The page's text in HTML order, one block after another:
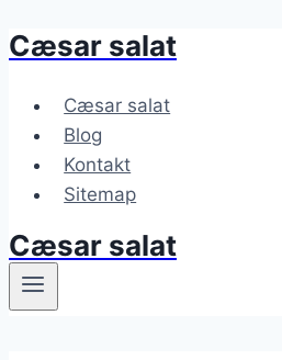
Fortsæt
indhold
Cæsar salat
Cæsar salat
Blog
Kontakt
Sitemap
Cæsar salat